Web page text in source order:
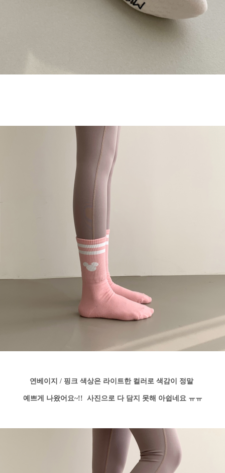
연베이지 / 핑크 색상은 라이트한 컬러로 색감이 정말
예쁘게 나왔어요~!! 사진으로 다 담지 못해 아쉽네요 ㅠㅠ